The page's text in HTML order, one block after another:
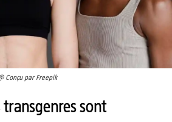
Conçu par Freepik
transgenres sont